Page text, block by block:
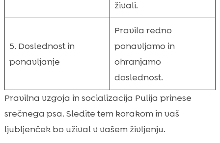
živali.
5. Doslednost in
ponavljanje
Pravila redno
ponavljamo in
ohranjamo
doslednost.
Pravilna vzgoja in socializacija Pulija prinese
srečnega psa. Sledite tem korakom in vaš
ljubljenček bo užival v vašem življenju.